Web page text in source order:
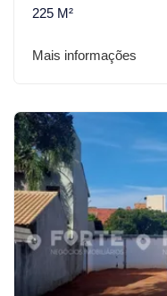
225 M²
Mais informações